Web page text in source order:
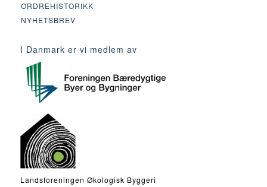
ORDREHISTORIKK
NYHETSBREV
I Danmark er vi medlem av
Landsforeningen Økologisk Byggeri